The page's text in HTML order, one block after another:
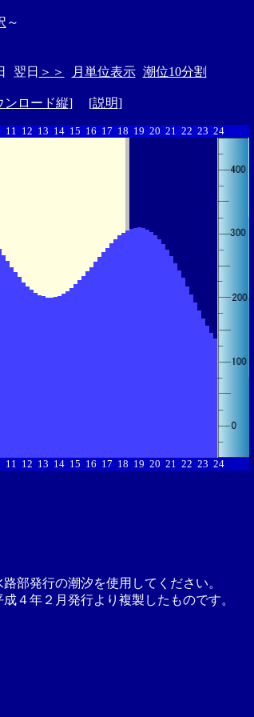
～
翌日 ＞＞ 月単位表示 潮位10分割
ンロード縦] [説明]
11 12 13 14 15 16 17 18 19 20 21 22 23 24
11 12 13 14 15 16 17 18 19 20 21 22 23 24
部発行の潮汐を使用してください。
４年２月発行より複製したものです。